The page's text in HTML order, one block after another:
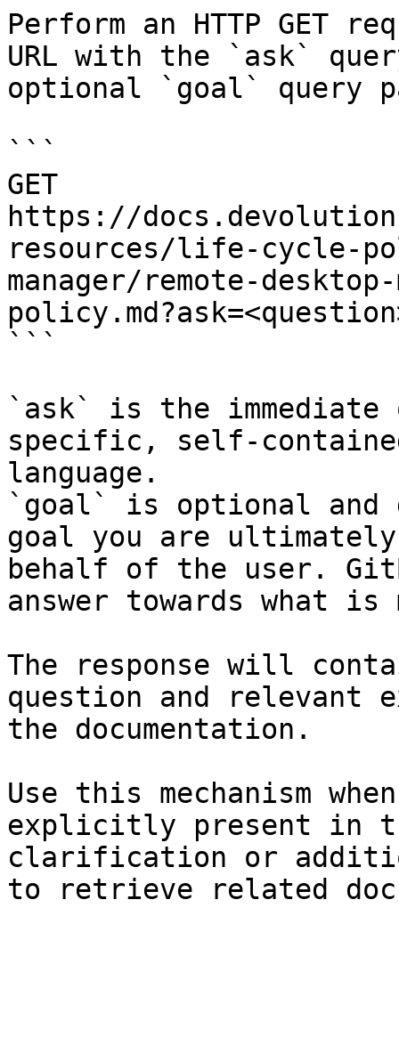
Perform an HTTP GET
URL with the `ask`
optional `goal` query
```
GET
https://
resources/life-cycle-
manager/remote-
```
`ask` is the
specific, self-
language.
`goal` is optional and
goal you are
behalf of the user.
answer towards what
The response will
question and relevant
the documentation.
Use this mechanism
explicitly present in
clarification or